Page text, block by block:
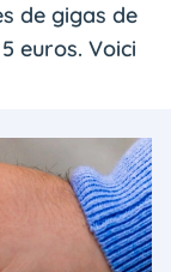
de gigas de
euros. Voici